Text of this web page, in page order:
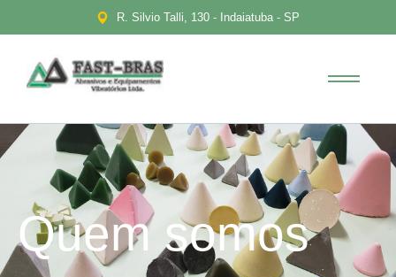
R. Silvio Talli, 130 - Indaiatuba - SP
Quem somos